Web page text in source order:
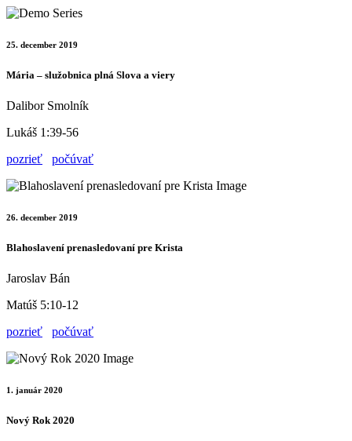
25. december 2019
Mária – služobnica plná Slova a viery
Dalibor Smolník
Lukáš 1:39-56
pozrieť
počúvať
26. december 2019
Blahoslavení prenasledovaní pre Krista
Jaroslav Bán
Matúš 5:10-12
pozrieť
počúvať
1. január 2020
Nový Rok 2020